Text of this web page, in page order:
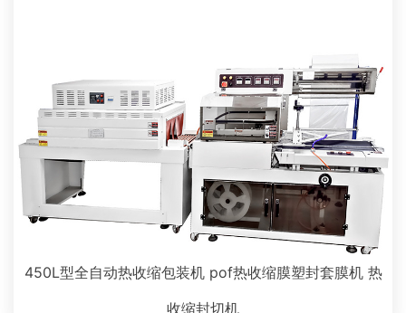
450L型全自动热收缩包装机 pof热收缩膜塑封套膜机 热
收缩封切机